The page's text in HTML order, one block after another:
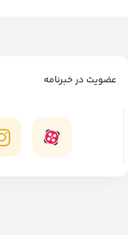
عضویت در خبرنامه